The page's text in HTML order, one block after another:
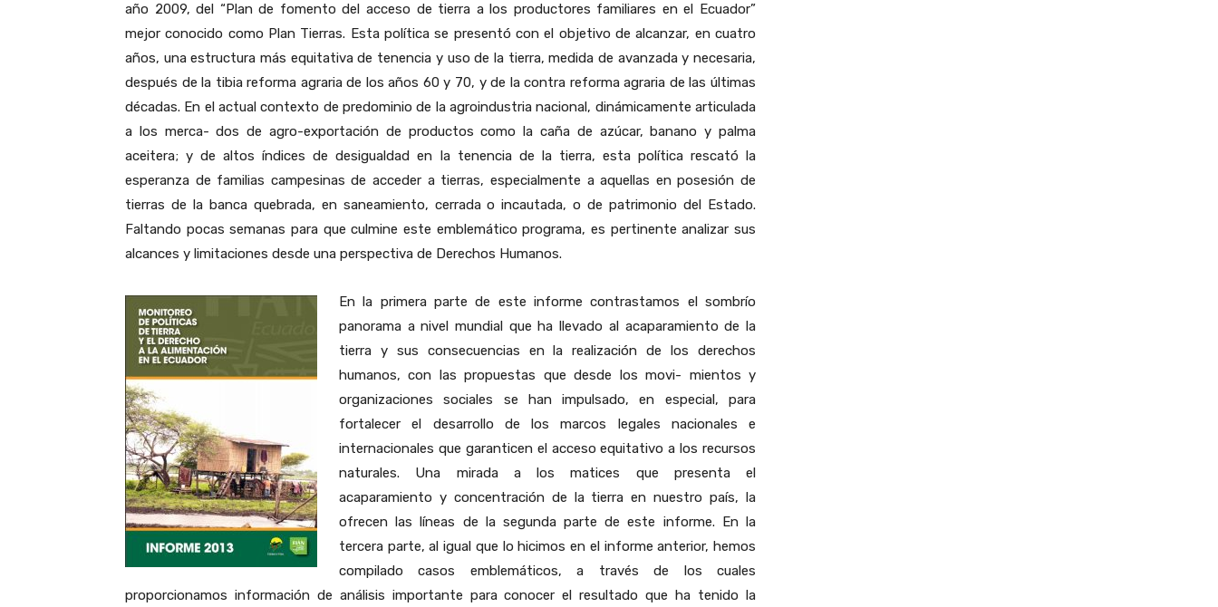
año 2009, del “Plan de fomento del acceso de tierra a los productores familiares en el Ecuador”
mejor conocido como Plan Tierras. Esta política se presentó con el objetivo de alcanzar, en cuatro
años, una estructura más equitativa de tenencia y uso de la tierra, medida de avanzada y necesaria,
después de la tibia reforma agraria de los años 60 y 70, y de la contra reforma agraria de las últimas
décadas. En el actual contexto de predominio de la agroindustria nacional, dinámicamente articulada
a los merca- dos de agro-exportación de productos como la caña de azúcar, banano y palma
aceitera; y de altos índices de desigualdad en la tenencia de la tierra, esta política rescató la
esperanza de familias campesinas de acceder a tierras, especialmente a aquellas en posesión de
tierras de la banca quebrada, en saneamiento, cerrada o incautada, o de patrimonio del Estado.
Faltando pocas semanas para que culmine este emblemático programa, es pertinente analizar sus
alcances y limitaciones desde una perspectiva de Derechos Humanos.
En la primera parte de este informe contrastamos el sombrío
panorama a nivel mundial que ha llevado al acaparamiento de la
tierra y sus consecuencias en la realización de los derechos
humanos, con las propuestas que desde los movi- mientos y
organizaciones sociales se han impulsado, en especial, para
fortalecer el desarrollo de los marcos legales nacionales e
internacionales que garanticen el acceso equitativo a los recursos
naturales. Una mirada a los matices que presenta el
acaparamiento y concentración de la tierra en nuestro país, la
ofrecen las líneas de la segunda parte de este informe. En la
tercera parte, al igual que lo hicimos en el informe anterior, hemos
compilado casos emblemáticos, a través de los cuales
proporcionamos información de análisis importante para conocer el resultado que ha tenido la